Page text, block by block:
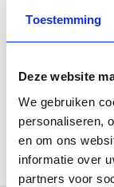
Toestemming
Deze website
We gebruiken
personaliseren,
en om ons
informatie over
partners voor
Herhaalbaar
Afwasbaar: x
Downloads
(Nederlands)
(Engels) (pdf)